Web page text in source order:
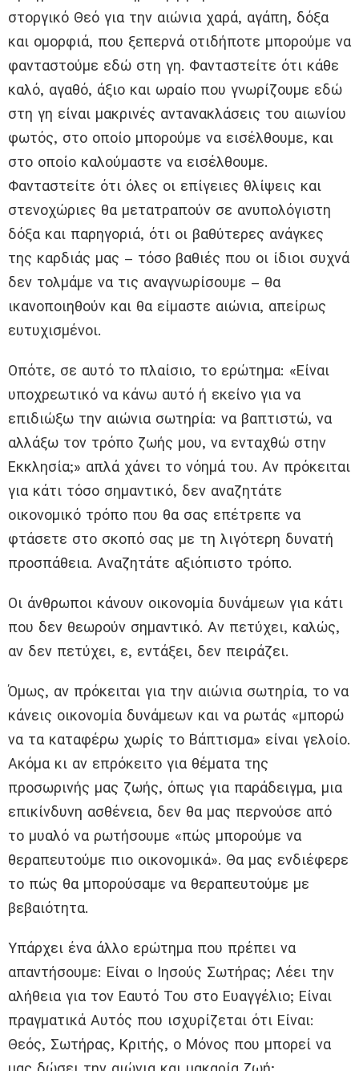
στοργικό Θεό για την αιώνια χαρά, αγάπη, δόξα
και ομορφιά, που ξεπερνά οτιδήποτε μπορούμε να
φανταστούμε εδώ στη γη. Φανταστείτε ότι κάθε
καλό, αγαθό, άξιο και ωραίο που γνωρίζουμε εδώ
στη γη είναι μακρινές αντανακλάσεις του αιωνίου
φωτός, στο οποίο μπορούμε να εισέλθουμε, και
στο οποίο καλούμαστε να εισέλθουμε.
Φανταστείτε ότι όλες οι επίγειες θλίψεις και
στενοχώριες θα μετατραπούν σε ανυπολόγιστη
δόξα και παρηγοριά, ότι οι βαθύτερες ανάγκες
της καρδιάς μας – τόσο βαθιές που οι ίδιοι συχνά
δεν τολμάμε να τις αναγνωρίσουμε – θα
ικανοποιηθούν και θα είμαστε αιώνια, απείρως
ευτυχισμένοι.
Οπότε, σε αυτό το πλαίσιο, το ερώτημα: «Είναι
υποχρεωτικό να κάνω αυτό ή εκείνο για να
επιδιώξω την αιώνια σωτηρία: να βαπτιστώ, να
αλλάξω τον τρόπο ζωής μου, να ενταχθώ στην
Εκκλησία;» απλά χάνει το νόημά του. Αν πρόκειται
για κάτι τόσο σημαντικό, δεν αναζητάτε
οικονομικό τρόπο που θα σας επέτρεπε να
φτάσετε στο σκοπό σας με τη λιγότερη δυνατή
προσπάθεια. Αναζητάτε αξιόπιστο τρόπο.
Οι άνθρωποι κάνουν οικονομία δυνάμεων για κάτι
που δεν θεωρούν σημαντικό. Αν πετύχει, καλώς,
αν δεν πετύχει, ε, εντάξει, δεν πειράζει.
Όμως, αν πρόκειται για την αιώνια σωτηρία, το να
κάνεις οικονομία δυνάμεων και να ρωτάς «μπορώ
να τα καταφέρω χωρίς το Βάπτισμα» είναι γελοίο.
Ακόμα κι αν επρόκειτο για θέματα της
προσωρινής μας ζωής, όπως για παράδειγμα, μια
επικίνδυνη ασθένεια, δεν θα μας περνούσε από
το μυαλό να ρωτήσουμε «πώς μπορούμε να
θεραπευτούμε πιο οικονομικά». Θα μας ενδιέφερε
το πώς θα μπορούσαμε να θεραπευτούμε με
βεβαιότητα.
Υπάρχει ένα άλλο ερώτημα που πρέπει να
απαντήσουμε: Είναι ο Ιησούς Σωτήρας; Λέει την
αλήθεια για τον Εαυτό Του στο Ευαγγέλιο; Είναι
πραγματικά Αυτός που ισχυρίζεται ότι Είναι:
Θεός, Σωτήρας, Κριτής, ο Μόνος που μπορεί να